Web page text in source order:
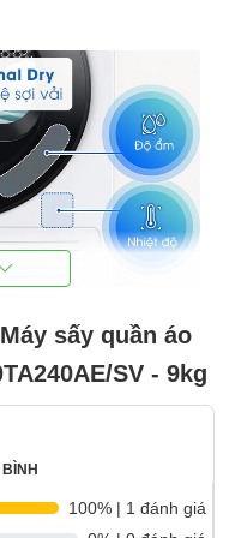
động điều chỉnh nhiệt độ
khí trong lồng sấy cho
liệu, phom dáng,
sấy quần áo
SV - 9kg
100% | 1 đánh giá